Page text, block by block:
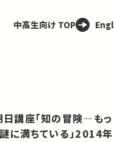
中高生向け TOP
日講座「知の冒険—もっ
に満ちている」2014年